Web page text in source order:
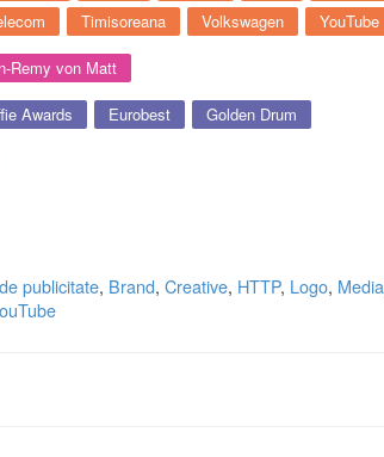
Timisoreana Volkswagen YouTube
Remy von Matt
Awards Eurobest Golden Drum
publicitate, Brand, Creative, HTTP, Logo, Media